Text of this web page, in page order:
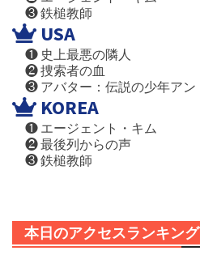
❸ 鉄槌教師
USA
❶ 史上最悪の隣人
❷ 捜索者の血
❸ アバター：伝説の少年アン
KOREA
❶ エージェント・キム
❷ 最後列からの声
❸ 鉄槌教師
本日のアクセスランキング